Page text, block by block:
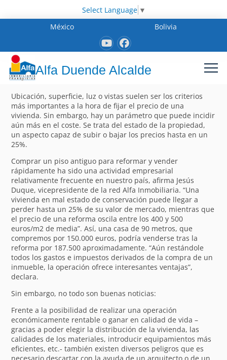
Select Language ▼
México
Bolivia
Alfa Duende Alcalde
Ubicación, superficie, luz o vistas suelen ser los criterios
más importantes a la hora de fijar el precio de una
vivienda. Sin embargo, hay un parámetro que puede incidir
aún más en el coste. Se trata del estado de la propiedad,
un aspecto capaz de subir o bajar los precios hasta en un
25%.
Comprar un piso antiguo para reformar y vender
rápidamente ha sido una actividad empresarial
relativamente frecuente en nuestro país, afirma Jesús
Duque, vicepresidente de la red Alfa Inmobiliaria. “Una
vivienda en mal estado de conservación puede llegar a
perder hasta un 25% de su valor de mercado, mientras que
el precio de una reforma oscila entre los 400 y 500
euros/m2 de media”. Así, una casa de 90 metros, que
compremos por 150.000 euros, podría venderse tras la
reforma por 187.500 aproximadamente. “Aún restándole
todos los gastos e impuestos derivados de la compra de un
inmueble, la operación ofrece interesantes ventajas”,
declara.
Sin embargo, no todo son buenas noticias:
Frente a la posibilidad de realizar una operación
económicamente rentable o ganar en calidad de vida –
gracias a poder elegir la distribución de la vivienda, las
calidades de los materiales, introducir equipamientos más
eficientes, etc.- también existen diversos peligros que es